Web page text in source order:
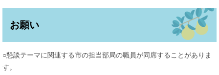
お願い
○懇談テーマに関連する市の担当部局の職員が同席することがありま
す。